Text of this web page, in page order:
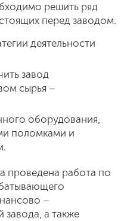
решить ряд
перед заводом.
деятельности
завод
сырья –
оборудования,
поломками и
проведена работа по
–
завода, а также